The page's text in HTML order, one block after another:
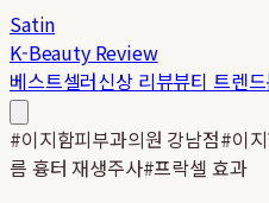
Satin
K-Beauty Review
베스트셀러신상 리뷰뷰티 트렌드
#이지함피부과의원 강남점#이
름 흉터 재생주사#프락셀 효과